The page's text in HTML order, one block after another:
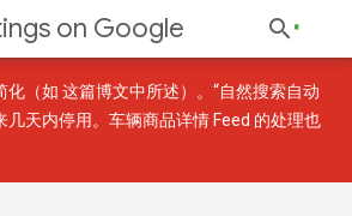
on Google
化（如 这篇博文中所述）。“自然搜索自动
几天内停用。车辆商品详情 Feed 的处理也